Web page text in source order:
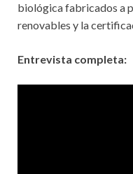
biológica fabricados a
renovables y la
Entrevista completa: